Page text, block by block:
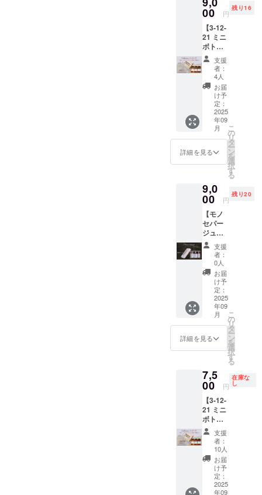
円のと
ころ
1,000円
引きの
8,000円
で提供
いたし
ます。
※20歳未
満の者
の飲酒
は法律
で禁止
されて
いま
す。
00 円
残り16
【3-12-
21 ミニ
ボトル
テイス
ティン
BOX（
各瓶
100ml×
3本）】
限定20
セット
のみ、
キャン
プファ
円で提
供いた
しま
す。
※20歳未
満の者
の飲酒
は法律
で禁止
されて
いま
す。
支援
者：
4人
お届
け予
定：
2025
年09
月
詳細を見る
こ
の
リ
タ
ー
ン
を
選
択
す
る
9,0
00 円
残り20
【モノ
セパー
ジュミ
ニボト
ルテイ
スティ
ング
BOX（
100ml×
3本）】
限定20
セット
のみ、
キャン
格9,000
円で提
供いた
しま
す。
※20歳未
満の者
の飲酒
は法律
で禁止
されて
いま
す。
支援
者：
0人
お届
け予
定：
2025
年09
月
詳細を見る
こ
の
リ
タ
ー
ン
を
選
択
す
る
7,5
00 円
在庫な
し
【3-12-
21 ミニ
ボトル
テイス
ティン
BOX（
各瓶
100ml×
3本）】
支援
者：
10人
お届
け予
定：
2025
年09